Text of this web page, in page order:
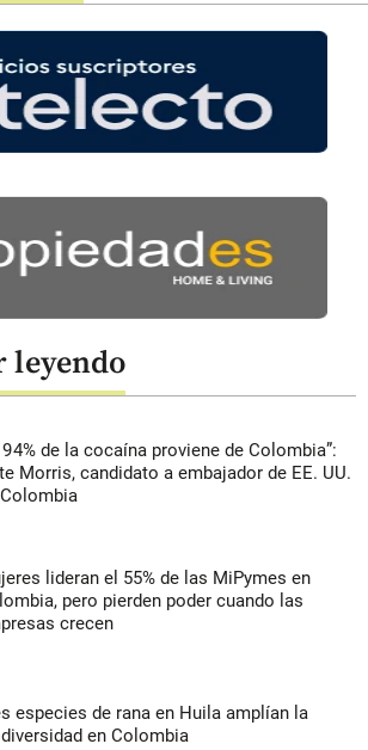
leyendo
94% de la cocaína proviene de Colombia”:
Morris, candidato a embajador de EE. UU.
lideran el 55% de las MiPymes en
pero pierden poder cuando las
crecen
especies de rana en Huila amplían la
en Colombia